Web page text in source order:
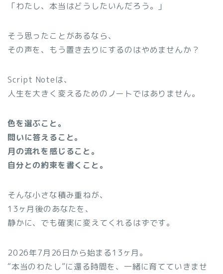
「わたし、本当はどうしたいんだろう。」
そう思ったことがあるなら、
その声を、もう置き去りにするのはやめませんか？
Script Noteは、
人生を大きく変えるためのノートではありません。
色を選ぶこと。
問いに答えること。
月の流れを感じること。
自分との約束を書くこと。
そんな小さな積み重ねが、
13ヶ月後のあなたを、
静かに、でも確実に変えてくれるはずです。
2026年7月26日から始まる13ヶ月。
“本当のわたし”に還る時間を、一緒に育てていきませ